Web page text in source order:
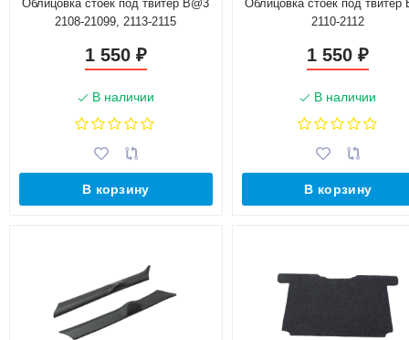
Облицовка стоек под твитер B@3
2108-21099, 2113-2115
1 550 ₽
В наличии
В корзину
Облицовка стоек под твитер
2110-2112
1 550₽
В наличии
В корзину